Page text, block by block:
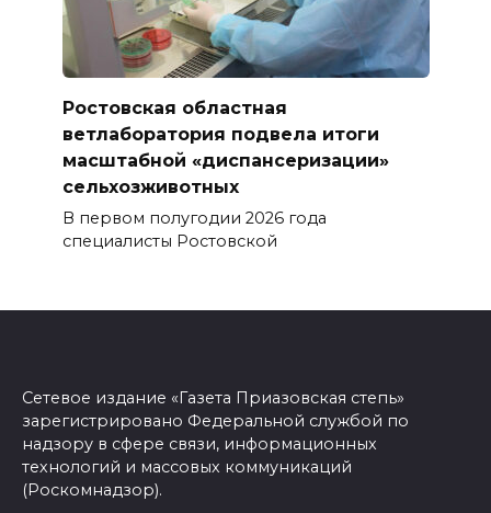
Ростовская областная
ветлаборатория подвела итоги
масштабной «диспансеризации»
сельхозживотных
В первом полугодии 2026 года
специалисты Ростовской
Сетевое издание «Газета Приазовская степь»
зарегистрировано Федеральной службой по
надзору в сфере связи, информационных
технологий и массовых коммуникаций
(Роскомнадзор).